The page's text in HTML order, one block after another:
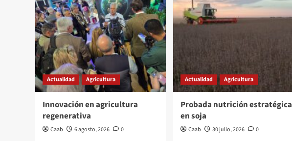
Actualidad Agricultura
Innovación en agricultura
regenerativa
Caab 6 agosto, 2026 0
Actualidad Agricultura
Probada nutrición estratégica
en soja
Caab 30 julio, 2026 0